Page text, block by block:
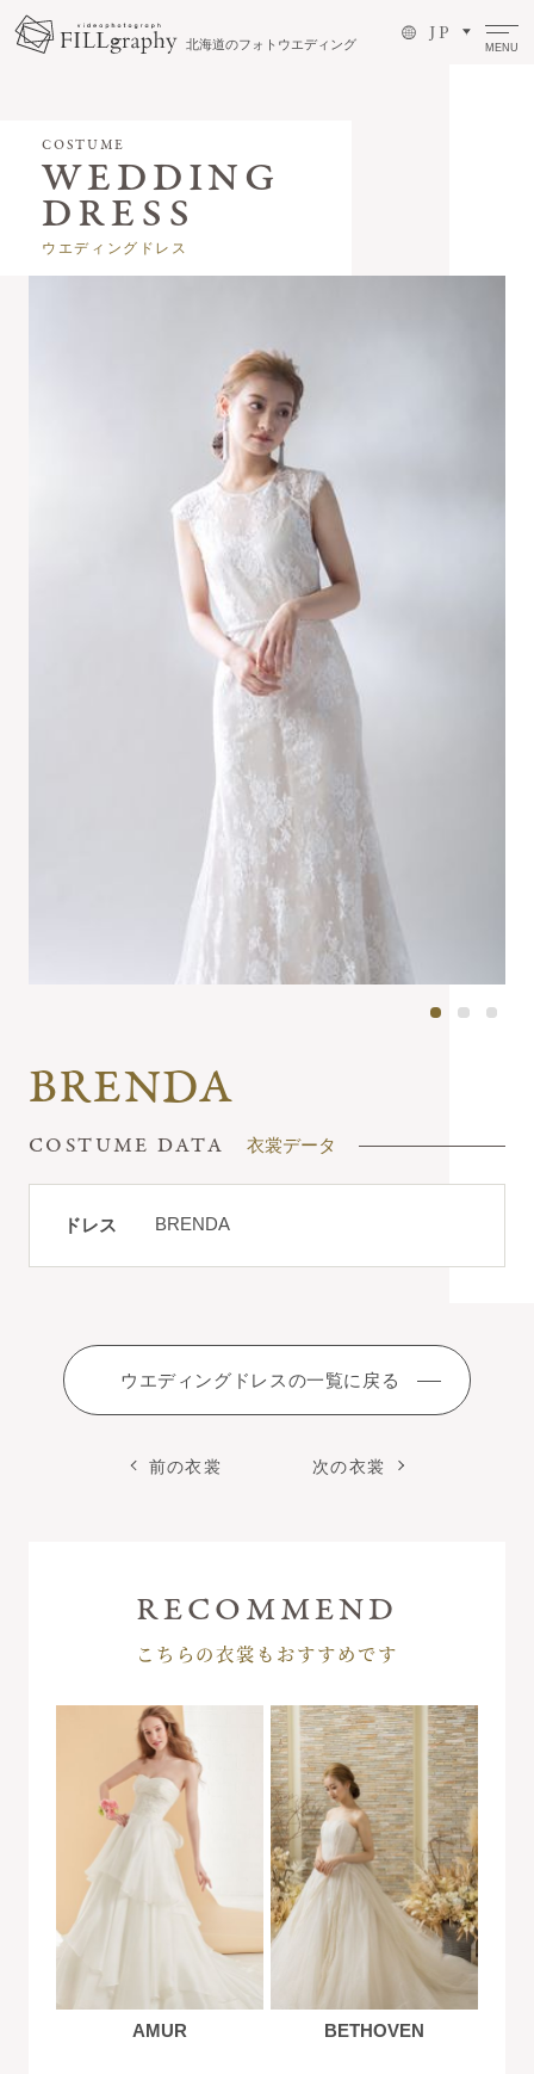
北海道のフォトウエディング
J P
MENU
COSTUME
ウエディングドレス
BRENDA
衣裳データ
ドレス BRENDA
前の衣裳
ウエディングドレスの一覧に戻る
次の衣裳
こちらの衣裳もおすすめです
AMUR BETHOVEN